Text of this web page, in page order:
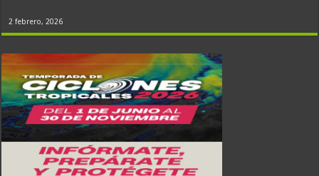
2 febrero, 2026